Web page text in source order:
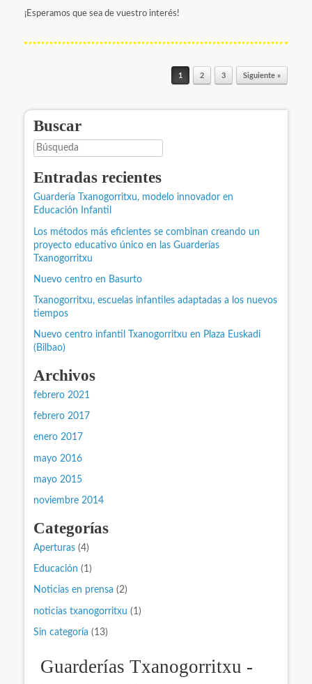
¡Esperamos que sea de vuestro interés!
1 2 3 Siguiente »
Buscar
Búsqueda
Entradas recientes
Guardería Txanogorritxu, modelo innovador en
Educación Infantil
Los métodos más eficientes se combinan creando un
proyecto educativo único en las Guarderías
Txanogorritxu
Nuevo centro en Basurto
Txanogorritxu, escuelas infantiles adaptadas a los nuevos
tiempos
Nuevo centro infantil Txanogorritxu en Plaza Euskadi
(Bilbao)
Archivos
febrero 2021
febrero 2017
enero 2017
mayo 2016
mayo 2015
noviembre 2014
Categorías
Aperturas (4)
Educación (1)
Noticias en prensa (2)
noticias txanogorritxu (1)
Sin categoría (13)
Guarderías Txanogorritxu -